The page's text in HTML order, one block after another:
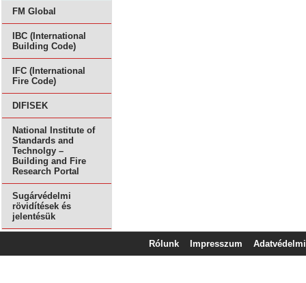
FM Global
IBC (International
Building Code)
IFC (International
Fire Code)
DIFISEK
National Institute of
Standards and
Technolgy –
Building and Fire
Research Portal
Sugárvédelmi
rövidítések és
jelentésük
Rólunk Impresszum